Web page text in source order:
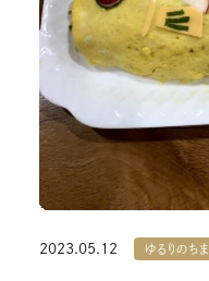
2023.05.12 ゆるりのち